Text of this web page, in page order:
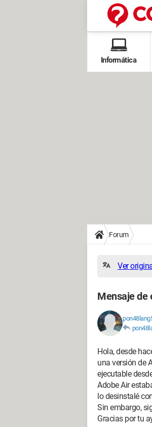
Informática
Forum
Ver
Mensaje de
Hola, desde
una versión de
ejecutable
Adobe Air
lo desinstalé
Sin embargo,
Gracias por tu